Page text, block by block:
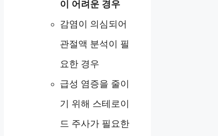
이 어려운 경우
감염이 의심되어
관절액 분석이 필
요한 경우
급성 염증을 줄이
기 위해 스테로이
드 주사가 필요한